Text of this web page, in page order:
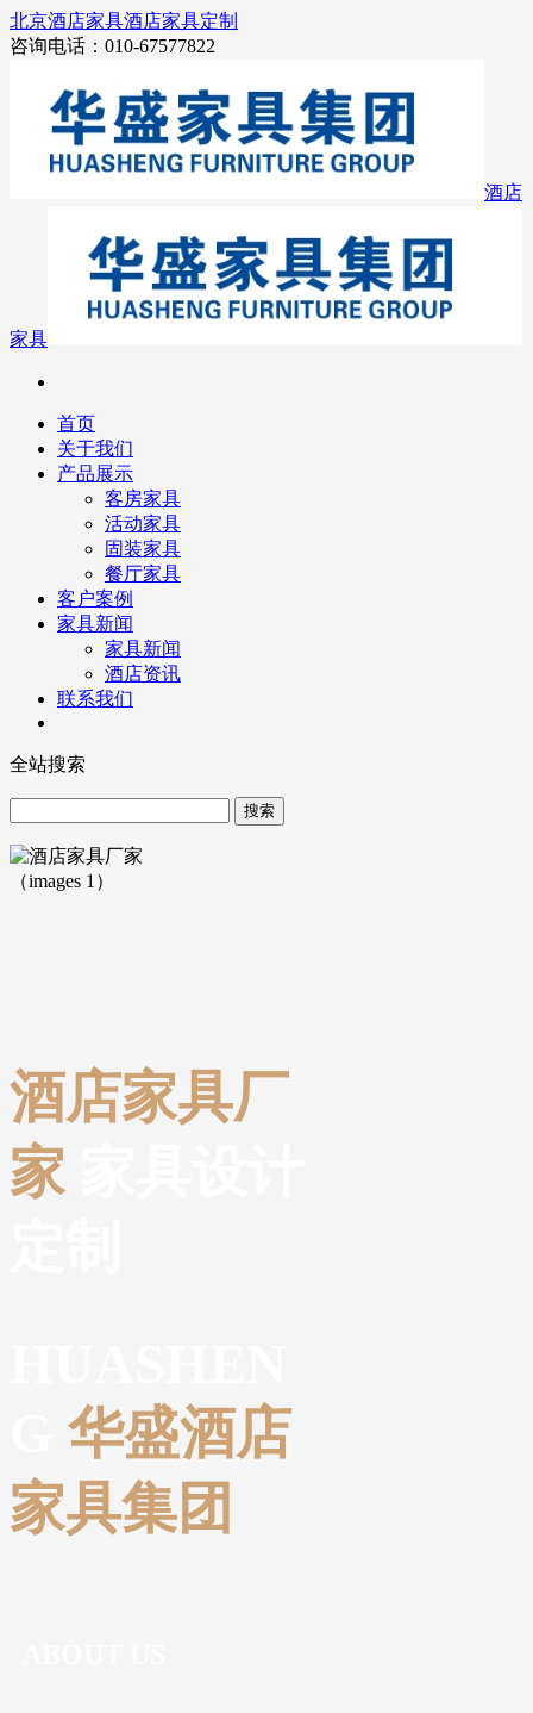
北京酒店家具酒店家具定制
咨询电话：010-67577822
酒店
家具
首页
关于我们
产品展示
客房家具
活动家具
固装家具
餐厅家具
客户案例
家具新闻
家具新闻
酒店资讯
联系我们
全站搜索
酒店家具厂
家
华盛酒店
家具集团